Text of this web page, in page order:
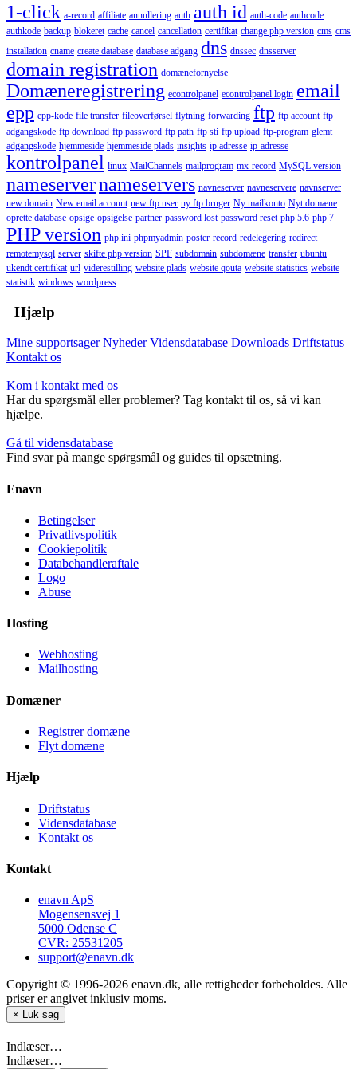
1-click a-record affiliate annullering auth auth id auth-code authcode
authkode backup blokeret cache cancel cancellation certifikat change php version cms cms
installation cname create database database adgang dns dnssec dnsserver
domain registration domænefornyelse
Domæneregistrering econtrolpanel econtrolpanel login email
epp epp-kode file transfer fileoverførsel flytning forwarding ftp ftp account ftp
adgangskode ftp download ftp password ftp path ftp sti ftp upload ftp-program glemt
adgangskode hjemmeside hjemmeside plads insights ip adresse ip-adresse
kontrolpanel linux MailChannels mailprogram mx-record MySQL version
nameservernameservers navneserver navneservere navnserver
new domain New email account new ftp user ny ftp bruger Ny mailkonto Nyt domæne
oprette database opsige opsigelse partner password lost password reset php 5.6 php 7
PHP version php.ini phpmyadmin poster record redelegering redirect
remotemysql server skifte php version SPF subdomain subdomæne transfer ubuntu
ukendt certifikat url viderestilling website plads website qouta website statistics website
statistik windows wordpress
Hjælp
Mine supportsagerNyhederVidensdatabase Downloads Driftstatus
Kontakt os
Kom i kontakt med os
Har du spørgsmål eller problemer? Tag kontakt til os, så vi kan
hjælpe.
Gå til vidensdatabase
Find svar på mange spørgsmål og guides til opsætning.
Enavn
Betingelser
Privatlivspolitik
Cookiepolitik
Databehandleraftale
Logo
Abuse
Hosting
Webhosting
Mailhosting
Domæner
Registrer domæne
Flyt domæne
Hjælp
Driftstatus
Vidensdatabase
Kontakt os
Kontakt
enavn ApS
Mogensensvej 1
5000 Odense C
CVR: 25531205
support@enavn.dk
Copyright © 1996-2026 enavn.dk, alle rettigheder forbeholdes. Alle
priser er angivet inklusiv moms.
× Luk sag
Indlæser…
Indlæser…